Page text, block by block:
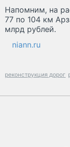
Напомним, на
77 по 104 км
млрд рублей.
niann.ru
реконструкция дорог